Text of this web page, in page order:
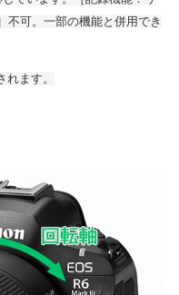
不可。一部の機能と併用でき
ます。